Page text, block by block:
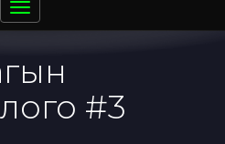
Toggle
navigation
#3